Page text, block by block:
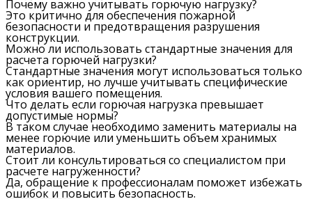
Почему важно учитывать горючую нагрузку?
Это критично для обеспечения пожарной
безопасности и предотвращения разрушения
конструкции.
Можно ли использовать стандартные значения для
расчета горючей нагрузки?
Стандартные значения могут использоваться только
как ориентир, но лучше учитывать специфические
условия вашего помещения.
Что делать если горючая нагрузка превышает
допустимые нормы?
В таком случае необходимо заменить материалы на
менее горючие или уменьшить объем хранимых
материалов.
Стоит ли консультироваться со специалистом при
расчете нагруженности?
Да, обращение к профессионалам поможет избежать
ошибок и повысить безопасность.